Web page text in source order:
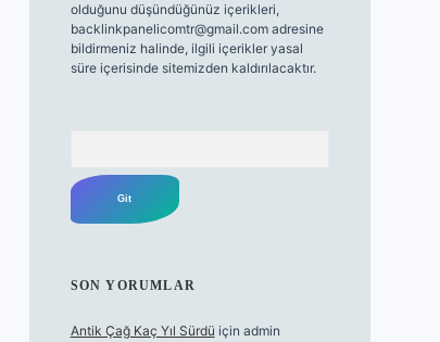
olduğunu düşündüğünüz içerikleri,
backlinkpanelicomtr@gmail.comadresine
bildirmeniz halinde, ilgili içerikler yasal
süre içerisinde sitemizden kaldırılacaktır.
SON YORUMLAR
Antik Çağ Kaç Yıl Sürdü için admin